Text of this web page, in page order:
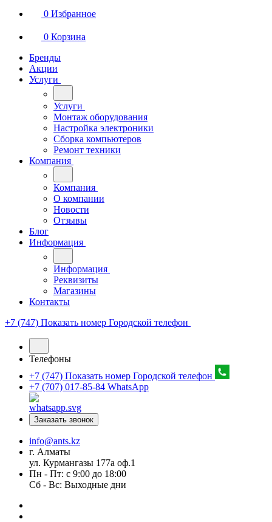
0 Избранное
0 Корзина
Бренды
Акции
Услуги
Услуги
Монтаж оборудования
Настройка электроники
Сборка компьютеров
Ремонт техники
Компания
Компания
О компании
Новости
Отзывы
Блог
Информация
Информация
Реквизиты
Магазины
Контакты
+7 (747) Показать номер Городской телефон
Телефоны
+7 (747) Показать номер Городской телефон
+7 (707) 017-85-84 WhatsApp
Заказать звонок
info@ants.kz
г. Алматы
ул. Курмангазы 177а оф.1
Пн - Пт: с 9:00 до 18:00
Сб - Вс: Выходные дни